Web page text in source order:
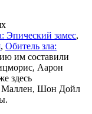
Эпический замес,
, Обитель зла:
им составили
Аарон
здесь
Маллен, Шон Дойл